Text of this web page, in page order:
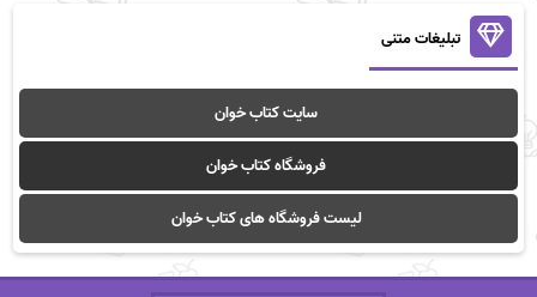
تبلیغات متنی
سایت کتاب خوان
فروشگاه کتاب خوان
لیست فروشگاه های کتاب خوان